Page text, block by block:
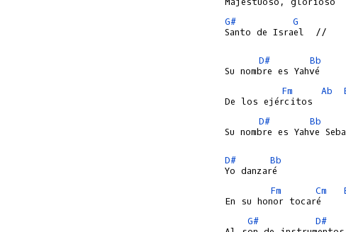
G#
G
Santo de Israel  //
D#
Bb
Fm
Ab
D#
Bb
Su nombre es Yahve
D#
Bb
Fm
Cm
G#
D#